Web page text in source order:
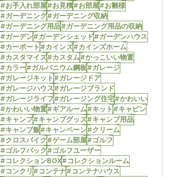
#お手入れ部屋#お見積#お部屋#お雛様
#ガーデニング#ガーデニング収納
#ガーデニング用品#ガーデニング用品の収納
#ガーデン#ガーデンシェッド#ガーデンハウス
#カーポート#カインズ#カインズホーム
#カスタマイズ#カスタム#かっこいい物置
#カラー#ガルバニウム鋼板#ガレージ
#ガレージキット#ガレージドア
#ガレージハウス#ガレージブランド
#ガレージライフ#ガレージング住宅#かわいい
#かわいい物置#ギアルーム#キット#キャビン
#キャンプ#キャンプグッズ#キャンプ用品
#キャンプ飯#キャンペーン#クリーム
#クロスバイク#ゲーム部屋#ゴルフ
#ゴルフバック#ゴルフユーザー
#コレクションBOX#コレクションルーム
#コンクリ#コンテナ#コンテナハウス